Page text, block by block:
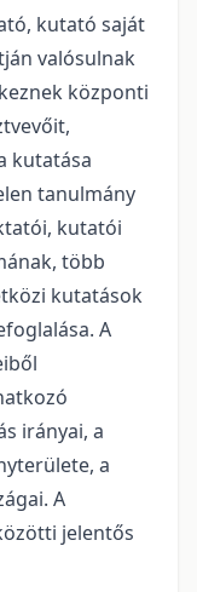
kutató saját
valósulnak
központi
kutatása
tanulmány
kutatói
több
kutatások
A
irányai, a
a
A
jelentős